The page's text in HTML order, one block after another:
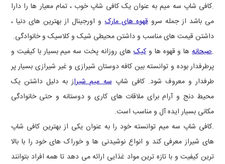
.کافی شاپ سه میم به عنوان یک کافی شاپ خوب ، تمام معیار ها را دارا
می باشد از جمله سروقهوه های مارکو اورجینال از بهترین های دنیا ،
داشتن قیمت های مناسب و داشتن محیطی شیک و کلاسیک و خانوادگی.
.صبحانهها و قهوه ها وکیکهای روزانه پخت سه میم بسیار با کیفیت و
پرطرفدار بوده و توانسته بین کافه دوستان شیرازی و غیر شیرازی بسیار پر
طرفدار و معروف شود. کافی شاپسه میم شیراز به دلیل داشتن یک
محیط دنج و آرام برای ملاقات های کاری و دوستانه و حتی خانوادگی
مکانی بسیار ایده آل و مناسب است.
.کافی شاپ سه میم توانسته خود را به عنوان یکی از بهترین کافی شاپ
های شیراز معرفی کند و انواع نوشیدنی ها و خوراک های خود را با بالا
ترین کیفیت و با تازه ترین مواد غذایی ارائه می دهد تا همه افراد بتوانند